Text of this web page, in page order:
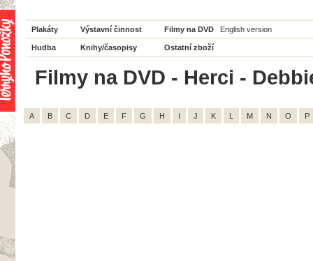
Plakáty Výstavní činnost Filmy na DVD English version
Hudba Knihy/časopisy Ostatní zboží
Filmy na DVD - Herci -
A B C D E F G H I J K L M N O P